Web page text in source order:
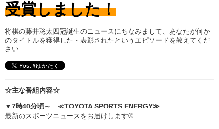
受賞しました！
将棋の藤井聡太四冠誕生のニュースにちなみまして、あなたが何か
のタイトルを獲得した・表彰されたというエピソードを教えてくだ
さい！
☆主な番組内容☆
▼7時40分頃～ ≪TOYOTA SPORTS ENERGY≫
最新のスポーツニュースをお届けします⚾